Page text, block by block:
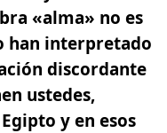
«alma» no es
han interpretado
discordante
ustedes,
y en esos